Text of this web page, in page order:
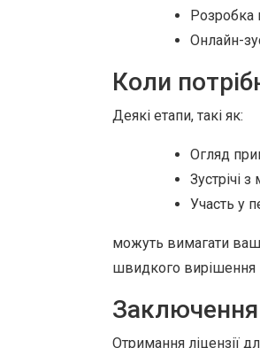
Розробка
Онлайн-
Коли
Деякі етапи, такі як:
Огляд
Зустрічі
Участь у
можуть вимагати
швидкого вирішення
Заключення
Отримання ліцензії